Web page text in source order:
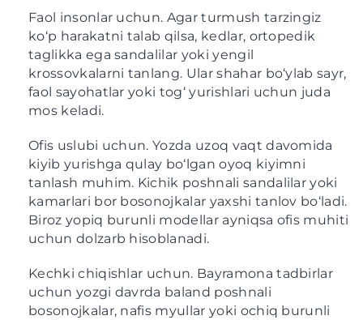
Faol insonlar uchun. Agar turmush tarzingiz
ko‘p harakatni talab qilsa, kedlar, ortopedik
taglikka ega sandalilar yoki yengil
krossovkalarni tanlang. Ular shahar bo‘ylab sayr,
faol sayohatlar yoki tog‘ yurishlari uchun juda
mos keladi.
Ofis uslubi uchun. Yozda uzoq vaqt davomida
kiyib yurishga qulay bo‘lgan oyoq kiyimni
tanlash muhim. Kichik poshnali sandalilar yoki
kamarlari bor bosonojkalar yaxshi tanlov bo‘ladi.
Biroz yopiq burunli modellar ayniqsa ofis muhiti
uchun dolzarb hisoblanadi.
Kechki chiqishlar uchun. Bayramona tadbirlar
uchun yozgi davrda baland poshnali
bosonojkalar, nafis myullar yoki ochiq burunli